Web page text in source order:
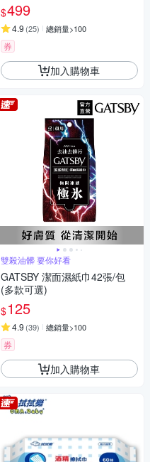
$499
4.9 (25) 總銷量>100
券
加入購物車
雙殺油髒 要你好看
GATSBY 潔面濕紙巾42張/包
(多款可選)
$125
4.9 (39) 總銷量>100
券
加入購物車